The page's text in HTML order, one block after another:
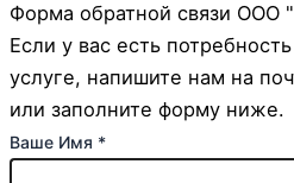
Форма обратной связи ООО
Если у вас есть
услуге, напишите нам на
или заполните форму ниже.
Ваше Имя *